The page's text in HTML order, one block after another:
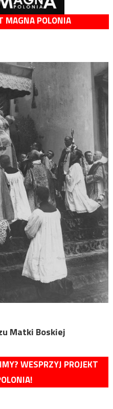
MAGNA POLONIA
Matki Boskiej
WESPRZYJ PROJEKT